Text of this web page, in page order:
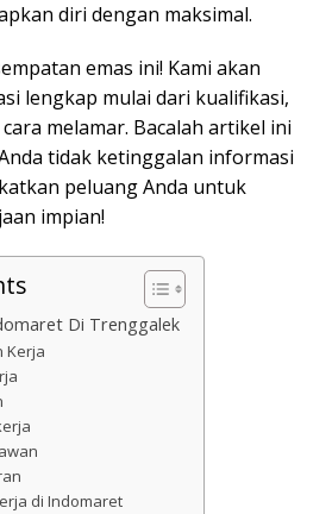
diri dengan maksimal.
emas ini! Kami akan
lengkap mulai dari kualifikasi,
melamar. Bacalah artikel ini
tidak ketinggalan informasi
peluang Anda untuk
impian!
Di Trenggalek
Kerja
di Indomaret